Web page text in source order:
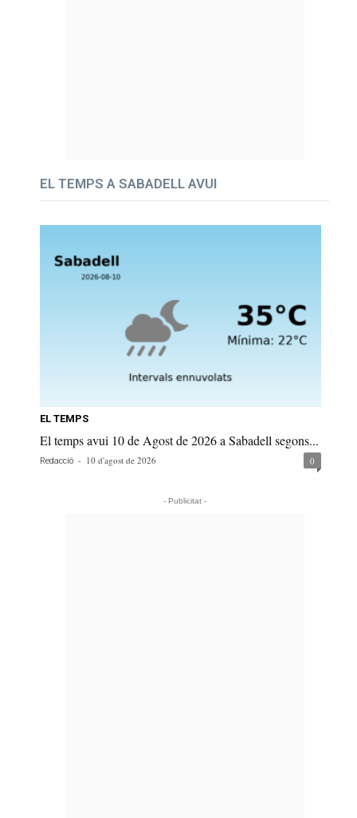
EL TEMPS A SABADELL AVUI
EL TEMPS
El temps avui 10 de Agost de 2026 a Sabadell segons...
Redacció - 10 d'agost de 2026 0
- Publicitat -